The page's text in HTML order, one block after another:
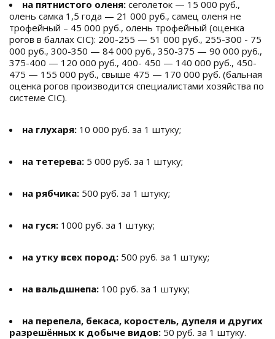
на пятнистого оленя: сеголеток — 15 000 руб.,
олень самка 1,5 года — 21 000 руб., самец оленя не
трофейный – 45 000 руб., олень трофейный (оценка
рогов в баллах CIC): 200-255 — 51 000 руб., 255-300 - 75
000 руб., 300-350 — 84 000 руб., 350-375 — 90 000 руб.,
375-400 — 120 000 руб., 400- 450 — 140 000 руб., 450-
475 — 155 000 руб., свыше 475 — 170 000 руб. (бальная
оценка рогов производится специалистами хозяйства по
системе CIC).
на глухаря: 10 000 руб. за 1 штуку;
на тетерева: 5 000 руб. за 1 штуку;
на рябчика: 500 руб. за 1 штуку;
на гуся: 1000 руб. за 1 штуку;
на утку всех пород: 500 руб. за 1 штуку;
на вальдшнепа: 100 руб. за 1 штуку;
на перепела, бекаса, коростель, дупеля и других
разрешённых к добыче видов: 50 руб. за 1 штуку.